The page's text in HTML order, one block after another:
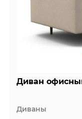
Диван
Диваны